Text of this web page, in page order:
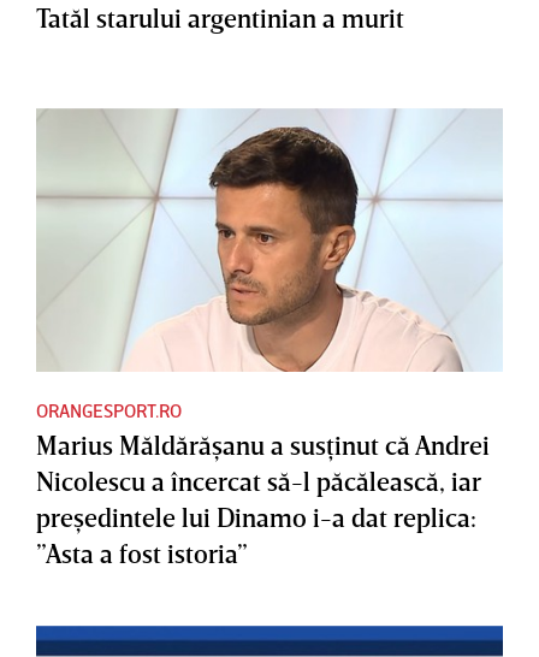
Tatăl starului argentinian a murit
ORANGESPORT.RO
Marius Măldărăşanu a susţinut că Andrei
Nicolescu a încercat să-l păcălească, iar
preşedintele lui Dinamo i-a dat replica:
”Asta a fost istoria”